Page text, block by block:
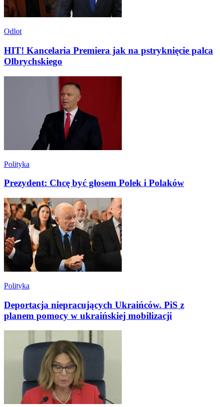
Odlot
HIT! Kancelaria Premiera jak na pstryknięcie palca
Olbrychskiego
Polityka
Prezydent: Chcę być głosem Polek i Polaków
Polityka
Deportacja niepracujących Ukraińców. PiS z
planem pomocy w ukraińskiej mobilizacji